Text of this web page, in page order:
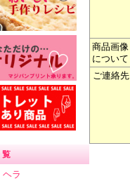
ラ
商品画像
について
ご連絡先